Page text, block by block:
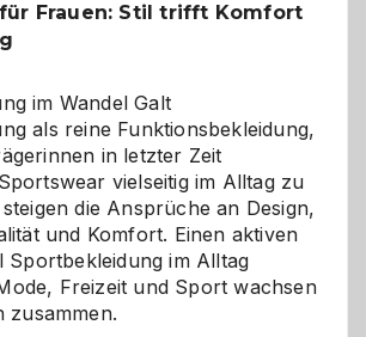
gegen
Chaos
Frauen: Stil trifft Komfort
im Wandel Galt
als reine Funktionsbekleidung,
in letzter Zeit
vielseitig im Alltag zu
die Ansprüche an Design,
und Komfort. Einen aktiven
Sportbekleidung im Alltag
Freizeit und Sport wachsen
zusammen.